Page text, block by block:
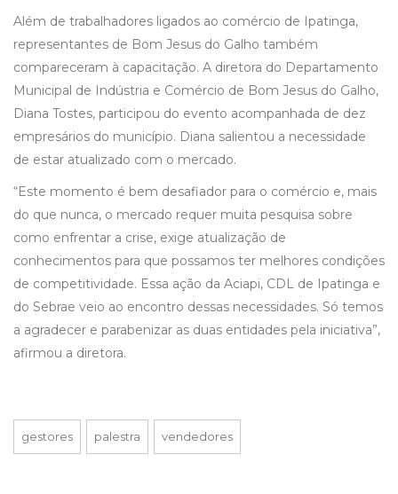
Além de trabalhadores ligados ao comércio de Ipatinga,
representantes de Bom Jesus do Galho também
compareceram à capacitação. A diretora do Departamento
Municipal de Indústria e Comércio de Bom Jesus do Galho,
Diana Tostes, participou do evento acompanhada de dez
empresários do município. Diana salientou a necessidade
de estar atualizado com o mercado.
“Este momento é bem desafiador para o comércio e, mais
do que nunca, o mercado requer muita pesquisa sobre
como enfrentar a crise, exige atualização de
conhecimentos para que possamos ter melhores condições
de competitividade. Essa ação da Aciapi, CDL de Ipatinga e
do Sebrae veio ao encontro dessas necessidades. Só temos
a agradecer e parabenizar as duas entidades pela iniciativa”,
afirmou a diretora.
gestores palestra vendedores